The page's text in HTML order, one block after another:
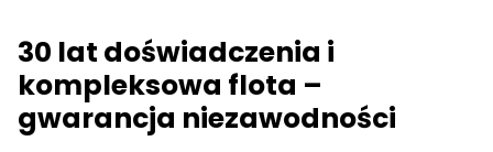
30 lat doświadczenia i
kompleksowa flota –
gwarancja niezawodności